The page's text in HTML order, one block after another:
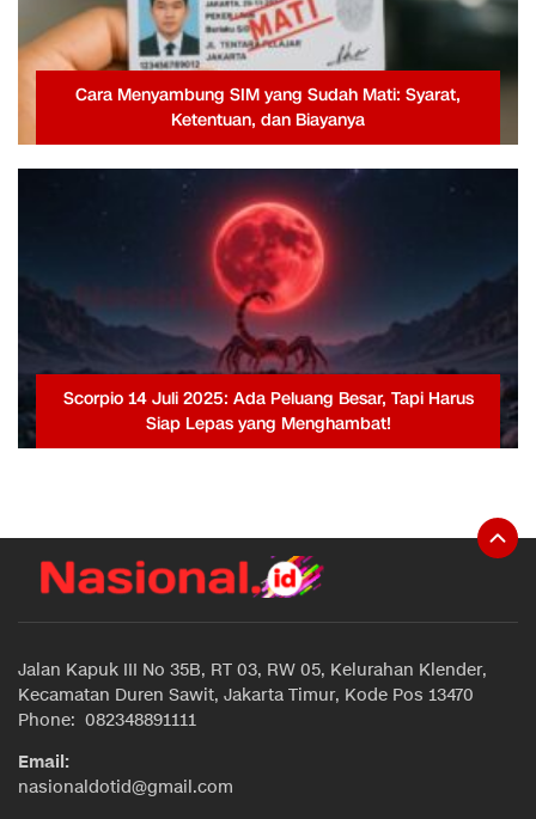
Cara Menyambung SIM yang Sudah Mati: Syarat,
Ketentuan, dan Biayanya
Scorpio 14 Juli 2025: Ada Peluang Besar, Tapi Harus
Siap Lepas yang Menghambat!
Jalan Kapuk III No 35B, RT 03, RW 05, Kelurahan Klender,
Kecamatan Duren Sawit, Jakarta Timur, Kode Pos 13470
Phone: 082348891111
Email:
nasionaldotid@gmail.com